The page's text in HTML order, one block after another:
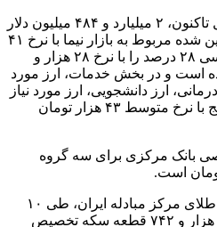
مجموع تامین ارز از ابتدای سال تاکنون، ۲ میلیارد و ۴۸۴ میلیون دلار
بوده است. ۶۹ درصد از ارز تامین شده مربوط به بازار نیما با نرخ ۴۱
هزار تومان است. کالا‌های اساسی ۲۸ درصد را با نرخ ۲۸ هزار و
است و در بخش خدمات، ارز مورد
ارز دانشجویی، ارز مورد نیاز
دستگاه‌های اجرایی، عتبات و حج با نرخ متوسط ۴۳ هزار تومان
بانک مرکزی برای سه گروه
بر اساس این گزارش، در بازار طلای مرکز مبادله ایران، طی ۱۰
حراج سکه طلا در مجموع ۱۱۷ هزار و ۷۴۲ قطعه سکه تخصیص